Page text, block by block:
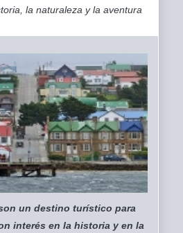
la naturaleza y la aventura
un destino turístico para
interés en la historia y en la